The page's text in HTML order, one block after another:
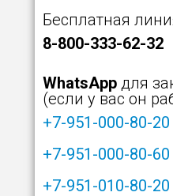
Бесплатная
8-800-333-62-32
WhatsApp для
(если у вас он
+7-951-000-80-20
+7-951-000-80-60
+7-951-010-80-20